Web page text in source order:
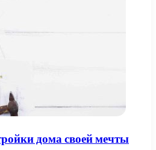
дома своей мечты